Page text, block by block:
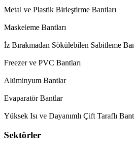
Metal ve Plastik Birleştirme Bantları
Maskeleme Bantları
İz Bırakmadan Sökülebilen Sabitleme
Freezer ve PVC Bantları
Alüminyum Bantlar
Evaparatör Bantlar
Yüksek Isı ve Dayanımlı Çift Taraflı
Sektörler